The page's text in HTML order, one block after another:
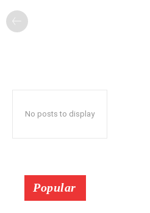
No posts to display
Popular